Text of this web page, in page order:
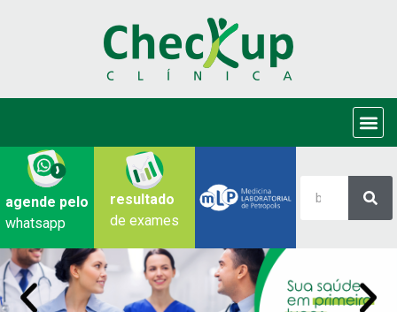
agende pelo
whatsapp
resultado
de exames